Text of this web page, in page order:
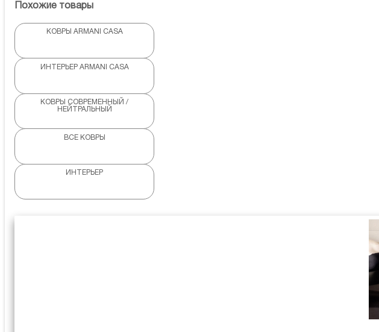
Похожие товары
КОВРЫ ARMANI CASA
ИНТЕРЬЕР ARMANI CASA
КОВРЫ СОВРЕМЕННЫЙ /
НЕЙТРАЛЬНЫЙ
ВСЕ КОВРЫ
ИНТЕРЬЕР